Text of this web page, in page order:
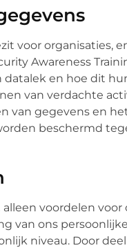
voor organisaties,
Awareness
en hoe dit
van verdachte
van gegevens en
beschermd
voordelen voor
van ons
niveau. Door